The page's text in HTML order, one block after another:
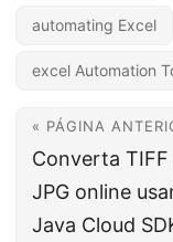
automating Excel
excel Automation
« PÁGINA
Converta TIFF
JPG online
Java Cloud